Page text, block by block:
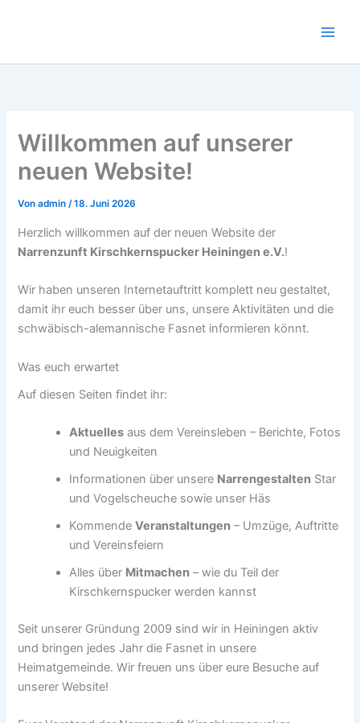
Willkommen auf unserer
neuen Website!
Vonadmin/18. Juni 2026
Herzlich willkommen auf der neuen Website der
Narrenzunft Kirschkernspucker Heiningen e.V.!
Wir haben unseren Internetauftritt komplett neu gestaltet,
damit ihr euch besser über uns, unsere Aktivitäten und die
schwäbisch-alemannische Fasnet informieren könnt.
Was euch erwartet
Auf diesen Seiten findet ihr:
Aktuelles aus dem Vereinsleben – Berichte, Fotos
und Neuigkeiten
Informationen über unsere Narrengestalten Star
und Vogelscheuche sowie unser Häs
KommendeVeranstaltungen – Umzüge, Auftritte
und Vereinsfeiern
Alles über Mitmachen – wie du Teil der
Kirschkernspucker werden kannst
Seit unserer Gründung 2009 sind wir in Heiningen aktiv
und bringen jedes Jahr die Fasnet in unsere
Heimatgemeinde. Wir freuen uns über eure Besuche auf
unserer Website!